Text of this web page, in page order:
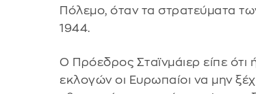
Πόλεμο, όταν τα στρατεύματα
1944.
Ο Πρόεδρος Σταϊνμάιερ είπε
εκλογών οι Ευρωπαίοι να μην